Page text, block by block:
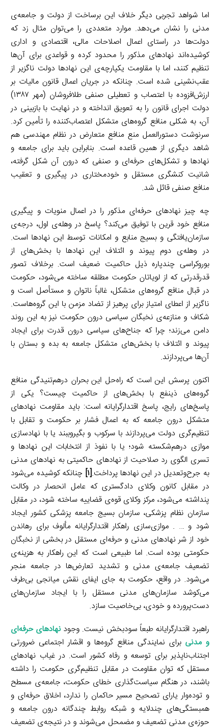
اما شواهد تجربی دیگر خلاف این برساخت از دولت و جامعه‌ی
مدنی را نشان می‌دهد. موارد متعددی را می‌توان مثال زد که
دولت‌ها در راستای اعمال اصلاحات مالی، اقتصادی و اداری
کوشیده‌اند نهادهای مذکور را محدود کرده و قواعدی برای آن‌ها
تنظیم کنند، اما با مقاومت یکپارچه‌ی این نهادها دولت ناگزیر از
عقب‌نشینی شده است. چنانکه در جریان اعمال قانون مالیات بر
ارزش‌افزوده با اعتصاب و تعطیلی صنفی طلافروشان (مهر ۱۳۸۷)
دولت اجرای قانون را به تعویق انداخته و در نهایت با بازبینی در
آن، به شکلی منافع گروه‌های متشکل اعتصاب‌کننده را تأمین کرد.
سرنوشت دستورالعمل منع منافع متعارض در نظام مهندسی هم
شاهد دیگری از همین قاعده است. بنابراین باید برای جامعه و
نهادها و تشکل‌های حرفه‌ای و صنفی که درون آن شکل گرفته،
شانیت کنشگری مستقل و خودمختاری در پیگیری و تعقیب
منافع صنفی قائل شد.
چه چیز نهادهای حرفه‌ای مذکور را در اعمال منویات و پیگیری
منافع خود قرین با توفیق می‌کند؟ پاسخ در وهله‌ی اول، درجه‌ی
سازمان‌یافتگی و بسیج منابع و امکانات توسط این نهادها است.
در وهله‌ی دوم پیوند و ائتلاف این نهادها با بخش‌های از
بوروکراسی چندپاره ذیل حاکمیت ضعیف است. برخلاف تصور
قدرقدرتی که از لویاتان حکومت مطلقه ساخته می‌شود، حکومت
در قبال منافع گروه‌های متشکل، غالباً ناتوان و مستأصل است و
ناگزیر از اعطای امتیاز برای پرهیز از تضاد مزمن با این گروه‌هاست.
شکاف و منازعه‌ی نخبگان سیاسی درون حکومت نیز به این روند
دامن می‌زند؛ چرا که جناح‌های سیاسی درون قدرت برای ایجاد
پیوند و ائتلاف با بخش‌های متشکل جامعه به بده و بستان با
آن‌ها می‌پردازند.
اکنون پرسش این است که راه‌حل این بحران درهم‌تنیدگی منافع
گروه‌های ذینفع با بخش‌های از حاکمیت چیست؟ یکی از
پاسخ‌های رایج، پاسخ اقتدارگرایانه است: باید مقاومت نهادهای
متشکل درون جامعه که به اعمال فشار بر حکومت و تقابل با
تنظیم‌گری دولت می‌پردازند با سرکوب و بگیروببند یا با نهادسازی
موازی درهم‌شکسته شود؛ یا با نفوذ از انتخابات این نهادها و
تسری الگوی رد صلاحیت از نهادهای حاکمیتی به نهادهای مدنی
به جرح‌وتعدیل در این نهادها پرداخت.[۱] چنانکه کوشیده می‌شود
در مقابل کانون وکلای دادگستری که عامل انحصار در وکالت
پنداشته می‌شود، مرکز وکلای قوه‌ی قضاییه ساخته شود، در مقابل
سازمان نظام پزشکی، سازمان بسیج جامعه پزشکی کشور ایجاد
شود و … . موازی‌سازی راهکار اقتدارگرایانه مألوف برای رهاندن
خود از شر نهادهای مدنی و حرفه‌ای مستقل در بخشی از نخبگان
حکومتی بوده است. اما طبیعی است که این راهکار به هزینه‌ی
تضعیف جامعه‌ی مدنی و تشدید تعارض‌ها در جامعه منجر
می‌شود. در واقع، حکومت به جای ایفای نقش میانجی بی‌طرف
می‌کوشد سازمان‌های مدنی مستقل را با ایجاد سازمان‌های
دست‌پرورده و خودی، بی‌خاصیت سازد.
راهبرد اقتدارگرایانه طبعاً سودبخش نیست. وجود نهادهای حرفه‌ای
و مدنی برای نمایندگی منافع گروه‌ها و اقشار اجتماعی ضرورتی
اجتناب‌ناپذیر برای توسعه و رفاه کشور است. در غیاب نهادهای
مستقل که توان مقاومت در مقابل تنظیم‌گری حکومت را داشته
باشند، در هنگام سیاست‌گذاری خطای حکومت، جامعه‌ی مسطح
و توده‌وار یارای تصحیح مسیر حاکمان را ندارد، اخلاق حرفه‌ای و
همبستگی‌های چندلایه و شبکه روابط چندگانه درون جامعه و
حوزه‌ی مدنی تضعیف و مضمحل می‌شوند و در نتیجه‌ی تضعیف